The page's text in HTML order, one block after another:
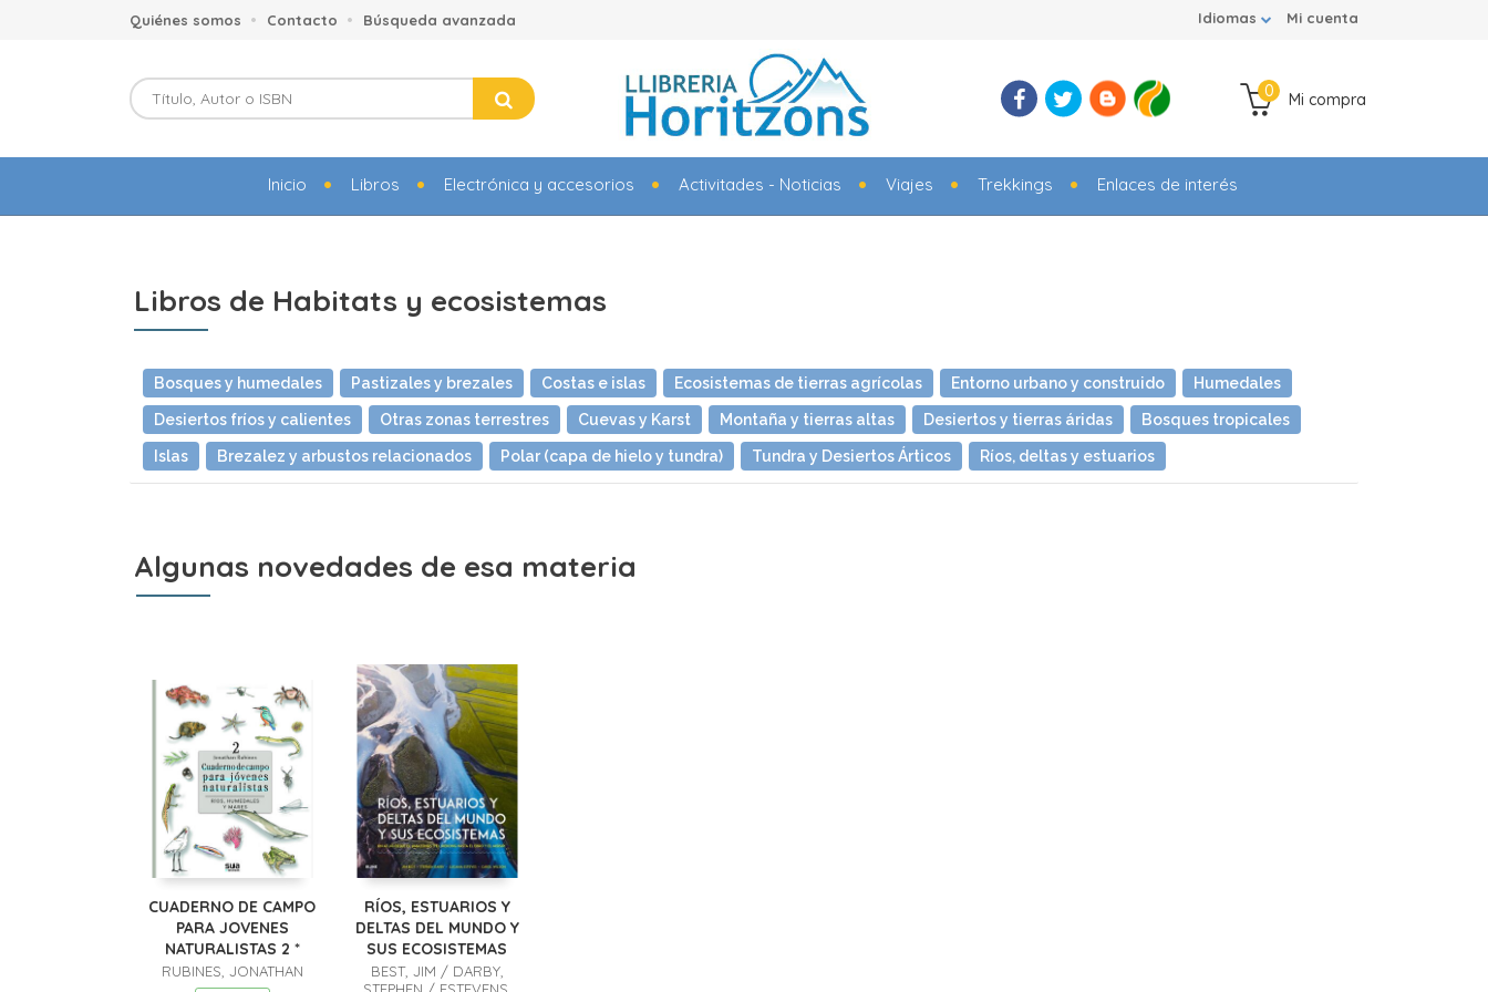
Mi cuenta
Idiomas
Quiénes somos Contacto Búsqueda avanzada
Mi compra
0
Inicio Libros Electrónica y accesorios Activitades - Noticias Viajes Trekkings Enlaces de interés
Libros de Habitats y ecosistemas
Bosques y humedales Pastizales y brezales Costas e islas Ecosistemas de tierras agrícolas Entorno urbano y construido Humedales
Desiertos fríos y calientes Otras zonas terrestres Cuevas y Karst Montaña y tierras altas Desiertos y tierras áridas Bosques tropicales
Islas Brezalez y arbustos relacionados Polar (capa de hielo y tundra) Tundra y Desiertos Árticos Ríos, deltas y estuarios
Algunas novedades de esa materia
CUADERNO DE CAMPO
PARA JOVENES
NATURALISTAS 2 *
RUBINES, JONATHAN
RÍOS, ESTUARIOS Y
DELTAS DEL MUNDO Y
SUS ECOSISTEMAS
BEST, JIM / DARBY,